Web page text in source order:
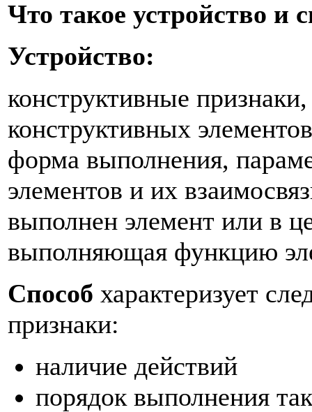
Что такое устройство и
Устройство:
конструктивные
конструктивных
форма выполнения,
элементов и их
выполнен элемент или в
выполняющая функцию
Способ характеризует
признаки:
наличие действий
порядок выполнения